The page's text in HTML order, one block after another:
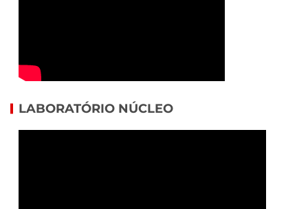
LABORATÓRIO NÚCLEO